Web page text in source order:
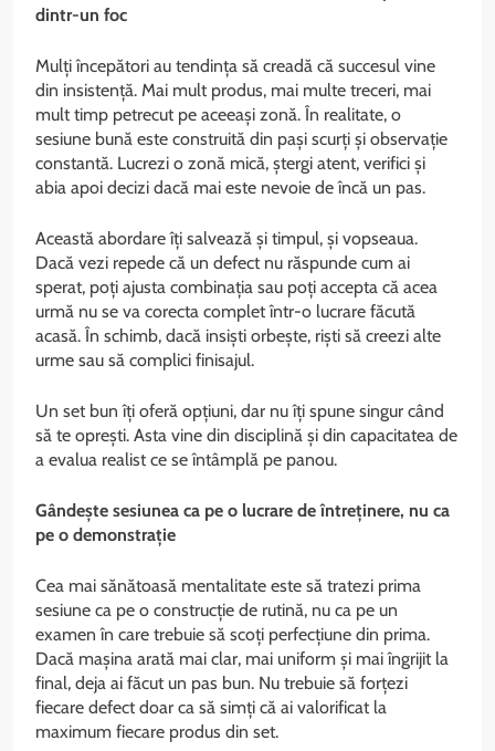
dintr-un foc
Mulți începători au tendința să creadă că succesul vine
din insistență. Mai mult produs, mai multe treceri, mai
mult timp petrecut pe aceeași zonă. În realitate, o
sesiune bună este construită din pași scurți și observație
constantă. Lucrezi o zonă mică, ștergi atent, verifici și
abia apoi decizi dacă mai este nevoie de încă un pas.
Această abordare îți salvează și timpul, și vopseaua.
Dacă vezi repede că un defect nu răspunde cum ai
sperat, poți ajusta combinația sau poți accepta că acea
urmă nu se va corecta complet într-o lucrare făcută
acasă. În schimb, dacă insiști orbește, riști să creezi alte
urme sau să complici finisajul.
Un set bun îți oferă opțiuni, dar nu îți spune singur când
să te oprești. Asta vine din disciplină și din capacitatea de
a evalua realist ce se întâmplă pe panou.
Gândește sesiunea ca pe o lucrare de întreținere, nu ca
pe o demonstrație
Cea mai sănătoasă mentalitate este să tratezi prima
sesiune ca pe o construcție de rutină, nu ca pe un
examen în care trebuie să scoți perfecțiune din prima.
Dacă mașina arată mai clar, mai uniform și mai îngrijit la
final, deja ai făcut un pas bun. Nu trebuie să forțezi
fiecare defect doar ca să simți că ai valorificat la
maximum fiecare produs din set.